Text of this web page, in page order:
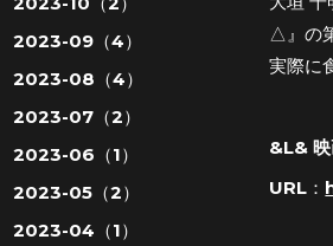
△』の
実際に
&L&
URL：
2023-09（4）
2023-08（4）
2023-07（2）
2023-06（1）
2023-05（2）
2023-04（1）